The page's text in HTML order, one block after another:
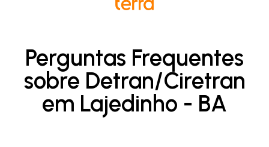
Perguntas Frequentes
sobre Detran/Ciretran
em Lajedinho - BA